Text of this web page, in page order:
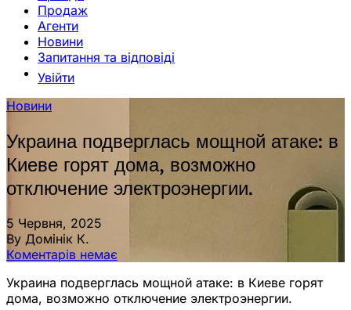
Продаж
Агенти
Новини
Запитання та відповіді
Увійти
Новини
Украина подверглась мощной атаке: в
Киеве горят дома, возможно
отключение электроэнергии.
5 Червня, 2025
By Домінік К.
Коментарів немає
Украина подверглась мощной атаке: в Киеве горят
дома, возможно отключение электроэнергии.